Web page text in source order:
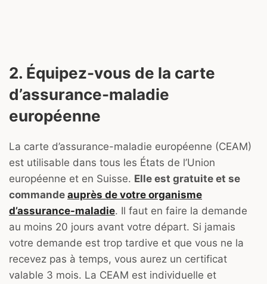
2. Équipez-vous de la carte
d’assurance-maladie
européenne
La carte d’assurance-maladie européenne (CEAM)
est utilisable dans tous les États de l’Union
européenne et en Suisse. Elle est gratuite et se
commande auprès de votre organisme
d’assurance-maladie. Il faut en faire la demande
au moins 20 jours avant votre départ. Si jamais
votre demande est trop tardive et que vous ne la
recevez pas à temps, vous aurez un certificat
valable 3 mois. La CEAM est individuelle et